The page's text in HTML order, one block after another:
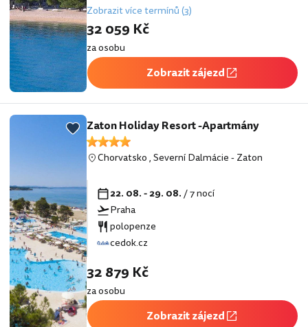
Zobrazit více termínů (3)
32 059 Kč
za osobu
Zobrazit zájezd
Zaton Holiday Resort -Apartmány
Chorvatsko,Severní Dalmácie-Zaton
22. 08. - 29. 08./ 7 nocí
Praha
polopenze
cedok.cz
32 879 Kč
za osobu
Zobrazit zájezd